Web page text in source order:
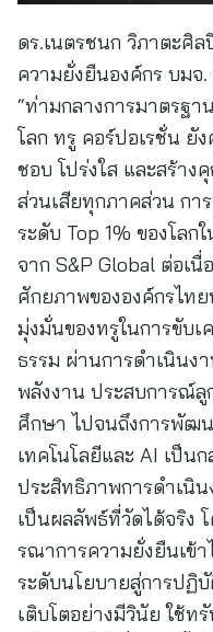
ดร.เนตรชนก วิภาตะศิ
ความยั่งยืนองค์กร บมจ.
“ท่ามกลางการมาตรฐ
โลก ทรู คอร์ปอเรชั่น ยั
ชอบ โปร่งใส และสร้า
ส่วนเสียทุกภาคส่วน กา
ระดับ Top 1% ของโล
จาก S&P Global ต่อเ
ศักยภาพขององค์กรไท
มุ่งมั่นของทรูในการขับ
ธรรม ผ่านการดำเนินง
พลังงาน ประสบการณ์
ศึกษา ไปจนถึงการพัฒ
เทคโนโลยีและ AI เป็น
ประสิทธิภาพการดำเนิ
เป็นผลลัพธ์ที่วัดได้จริง
รณาการความยั่งยืนเข้
ระดับนโยบายสู่การปฏิบั
เติบโตอย่างมีวินัย ใช้ท